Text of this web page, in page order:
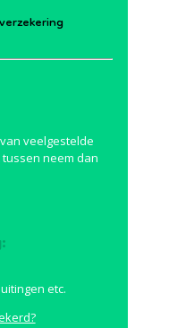
veelgestelde
neem dan
etc.